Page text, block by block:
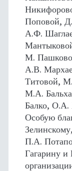
Поповой,
А.Ф.
М.
А.В.
Титовой,
М.А.
Балко, О.А.
Особую
П.А.
Гагарину